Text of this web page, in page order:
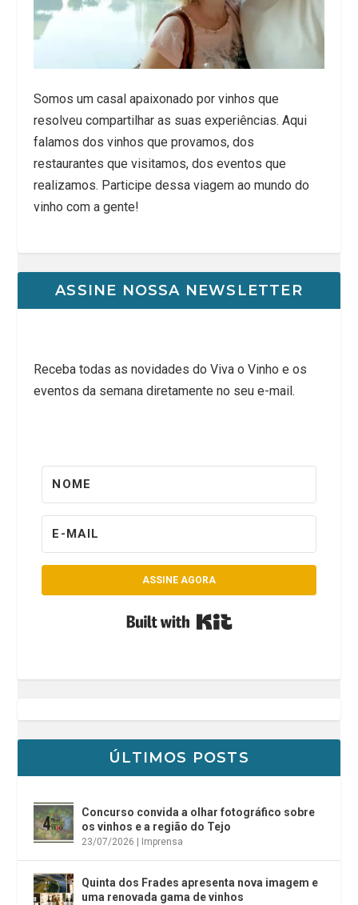
Somos um casal apaixonado por vinhos que
resolveu compartilhar as suas experiências. Aqui
falamos dos vinhos que provamos, dos
restaurantes que visitamos, dos eventos que
realizamos. Participe dessa viagem ao mundo do
vinho com a gente!
ASSINE NOSSA NEWSLETTER
Receba todas as novidades do Viva o Vinho e os
eventos da semana diretamente no seu e-mail.
ASSINE AGORA
ÚLTIMOS POSTS
Concurso convida a olhar fotográfico sobre
os vinhos e a região do Tejo
23/07/2026 Imprensa
Quinta dos Frades apresenta nova imagem e
uma renovada gama de vinhos